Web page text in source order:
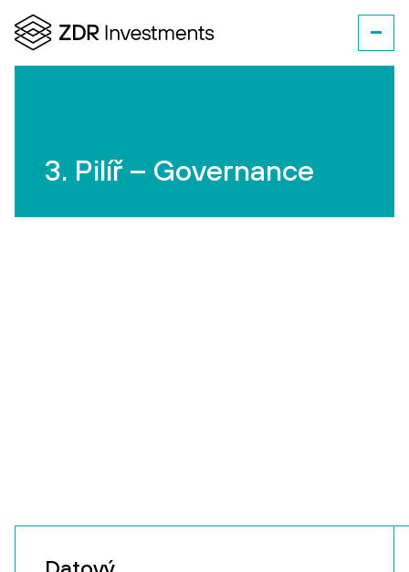
3. Pilíř – Governance